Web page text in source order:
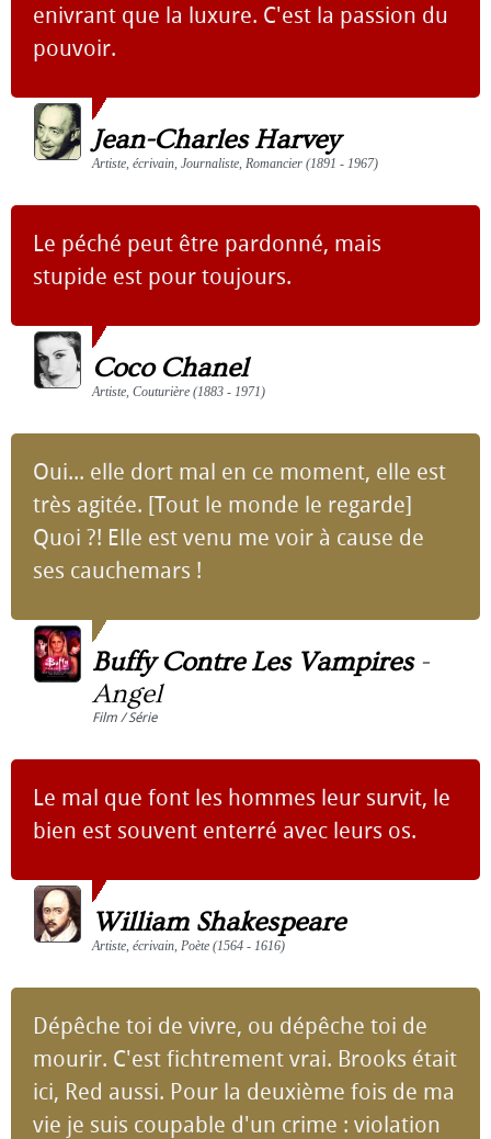
enivrant que la luxure. C'est la passion du
pouvoir.
Jean-Charles Harvey
Artiste, écrivain, Journaliste, Romancier (1891 - 1967)
Le péché peut être pardonné, mais
stupide est pour toujours.
Coco Chanel
Artiste, Couturière (1883 - 1971)
Oui... elle dort mal en ce moment, elle est
très agitée. [Tout le monde le regarde]
Quoi ?! Elle est venu me voir à cause de
ses cauchemars !
Buffy Contre Les Vampires-
Angel
Film / Série
Le mal que font les hommes leur survit, le
bien est souvent enterré avec leurs os.
William Shakespeare
Artiste, écrivain, Poète (1564 - 1616)
Dépêche toi de vivre, ou dépêche toi de
mourir. C'est fichtrement vrai. Brooks était
ici, Red aussi. Pour la deuxième fois de ma
vie je suis coupable d'un crime : violation